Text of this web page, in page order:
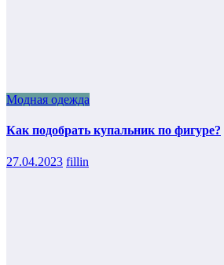
Модная одежда
Как подобрать купальник по фигуре?
27.04.2023 fillin